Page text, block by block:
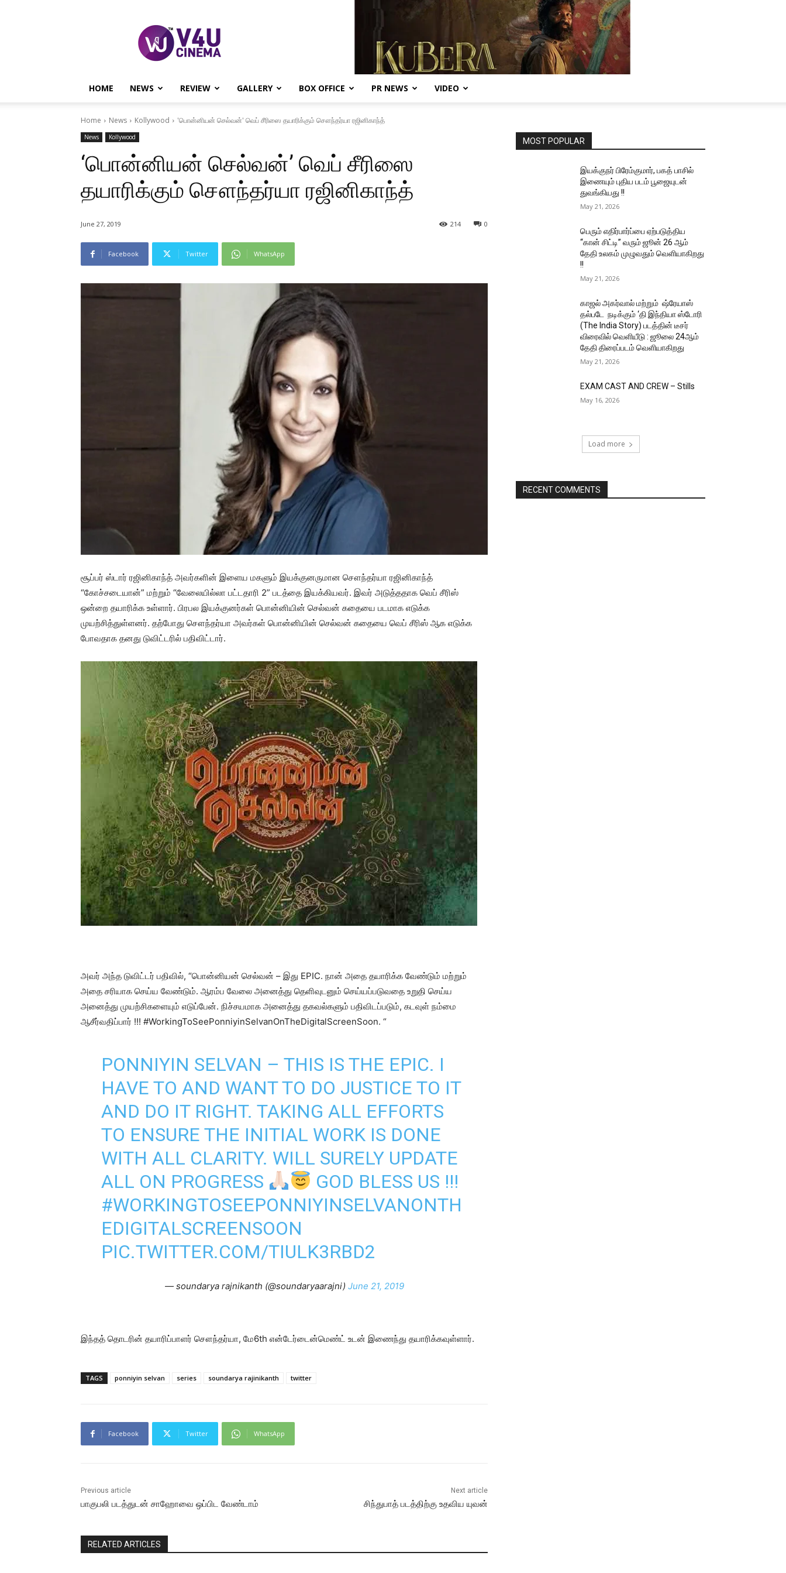
CINEMA
HOME NEWS REVIEW GALLERY BOX OFFICE PR NEWS VIDEO
Home News Kollywood 'பொன்னியன் செல்வன்' வெப் சீரிஸை தயாரிக்கும் சௌந்தர்யா ரஜினிகாந்த்
News Kollywood
‘பொன்னியன் செல்வன்’ வெப் சீரிஸை
தயாரிக்கும் சௌந்தர்யா ரஜினிகாந்த்
June 27, 2019 0
214
Facebook Twitter WhatsApp
சூப்பர் ஸ்டார் ரஜினிகாந்த் அவர்களின் இளைய மகளும் இயக்குனருமான சௌந்தர்யா ரஜினிகாந்த்
“கோச்சடையான்” மற்றும் “வேலையில்லா பட்டதாரி 2” படத்தை இயக்கியவர். இவர் அடுத்ததாக வெப் சீரிஸ்
ஒன்றை தயாரிக்க உள்ளார். பிரபல இயக்குனர்கள் பொன்னியின் செல்வன் கதையை படமாக எடுக்க
முயற்சித்துள்ளனர். தற்போது சௌந்தர்யா அவர்கள் பொன்னியின் செல்வன் கதையை வெப் சீரிஸ் ஆக எடுக்க
போவதாக தனது டுவிட்டரில் பதிவிட்டார்.
அவர் அந்த டுவிட்டர் பதிவில், “பொன்னியன் செல்வன் – இது EPIC. நான் அதை தயாரிக்க வேண்டும் மற்றும்
அதை சரியாக செய்ய வேண்டும். ஆரம்ப வேலை அனைத்து தெளிவுடனும் செய்யப்படுவதை உறுதி செய்ய
அனைத்து முயற்சிகளையும் எடுப்பேன். நிச்சயமாக அனைத்து தகவல்களும் பதிவிடப்படும், கடவுள் நம்மை
ஆசீர்வதிப்பார் !!! #WorkingToSeePonniyinSelvanOnTheDigitalScreenSoon. “
PONNIYIN SELVAN – THIS IS THE EPIC. I
HAVE TO AND WANT TO DO JUSTICE TO IT
AND DO IT RIGHT. TAKING ALL EFFORTS
TO ENSURE THE INITIAL WORK IS DONE
WITH ALL CLARITY. WILL SURELY UPDATE
ALL ON PROGRESS
GOD BLESS US !!!
#WORKINGTOSEEPONNIYINSELVANONTH
EDIGITALSCREENSOON
PIC.TWITTER.COM/TIULK3RBD2
— soundarya rajnikanth (@soundaryaarajni) June 21, 2019
இந்தத் தொடரின் தயாரிப்பாளர் சௌந்தர்யா, மே6th என்டேர்டைன்மெண்ட் உடன் இணைந்து தயாரிக்கவுள்ளார்.
TAGS ponniyin selvan series soundarya rajinikanth twitter
Facebook Twitter WhatsApp
Previous article
பாகுபலி படத்துடன் சாஹோவை ஒப்பிட வேண்டாம்
Next article
சிந்துபாத் படத்திற்கு உதவிய யுவன்
RELATED ARTICLES
MOST POPULAR
இயக்குநர் பிரேம்குமார், பகத் பாசில்
இணையும் புதிய படம் பூஜையுடன்
துவங்கியது !!
May 21, 2026
பெரும் எதிர்பார்ப்பை ஏற்படுத்திய
“கான் சிட்டி” வரும் ஜூன் 26 ஆம்
தேதி உலகம் முழுவதும் வெளியாகிறது
!!
May 21, 2026
காஜல் அகர்வால் மற்றும் ஷ்ரேயாஸ்
தல்படே நடிக்கும் ‘தி இந்தியா ஸ்டோரி
(The India Story) படத்தின் டீசர்
விரைவில் வெளியீடு : ஜூலை 24ஆம்
தேதி திரைப்படம் வெளியாகிறது
May 21, 2026
EXAM CAST AND CREW – Stills
May 16, 2026
Load more
RECENT COMMENTS